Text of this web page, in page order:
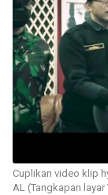
Cuplikan video klip
AL (Tangkapan layar